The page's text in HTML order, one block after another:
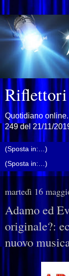
Quotidiano
249 del 21/11/
martedì 16
Adamo ed
originale?:
nuovo